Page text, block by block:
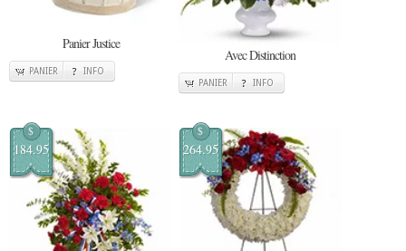
Panier Justice
PANIER INFO
Avec Distinction
PANIER INFO
$
184.95
$
264.95